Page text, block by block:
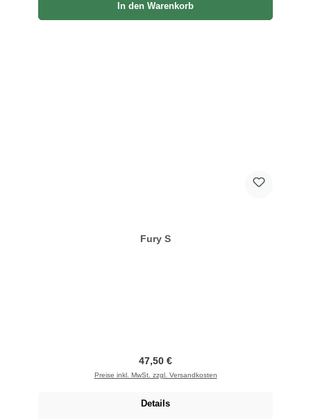
In den Warenkorb
Fury S
Regulärer Preis:
47,50 €
Preise inkl. MwSt. zzgl. Versandkosten
Details